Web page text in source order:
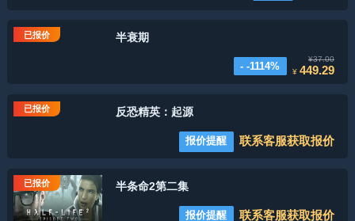
已报价 半衰期
- -1114%
¥37.00
¥449.29
已报价 反恐精英：起源
报价提醒 联系客服获取报价
已报价 半条命2第二集
报价提醒 联系客服获取报价